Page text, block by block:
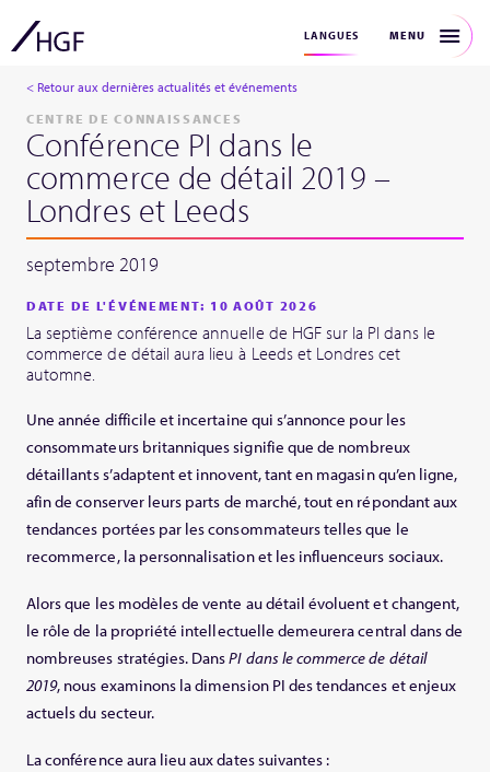
LANGUES MENU
< Retour aux dernières actualités et événements
CENTRE DE CONNAISSANCES
Conférence PI dans le
commerce de détail 2019 –
Londres et Leeds
septembre 2019
DATE DE L'ÉVÉNEMENT: 10 AOÛT 2026
La septième conférence annuelle de HGF sur la PI dans le
commerce de détail aura lieu à Leeds et Londres cet
automne.
Une année difficile et incertaine qui s’annonce pour les
consommateurs britanniques signifie que de nombreux
détaillants s’adaptent et innovent, tant en magasin qu’en ligne,
afin de conserver leurs parts de marché, tout en répondant aux
tendances portées par les consommateurs telles que le
recommerce, la personnalisation et les influenceurs sociaux.
Alors que les modèles de vente au détail évoluent et changent,
le rôle de la propriété intellectuelle demeurera central dans de
nombreuses stratégies. DansPI dans le commerce de détail
2019, nous examinons la dimension PI des tendances et enjeux
actuels du secteur.
La conférence aura lieu aux dates suivantes :